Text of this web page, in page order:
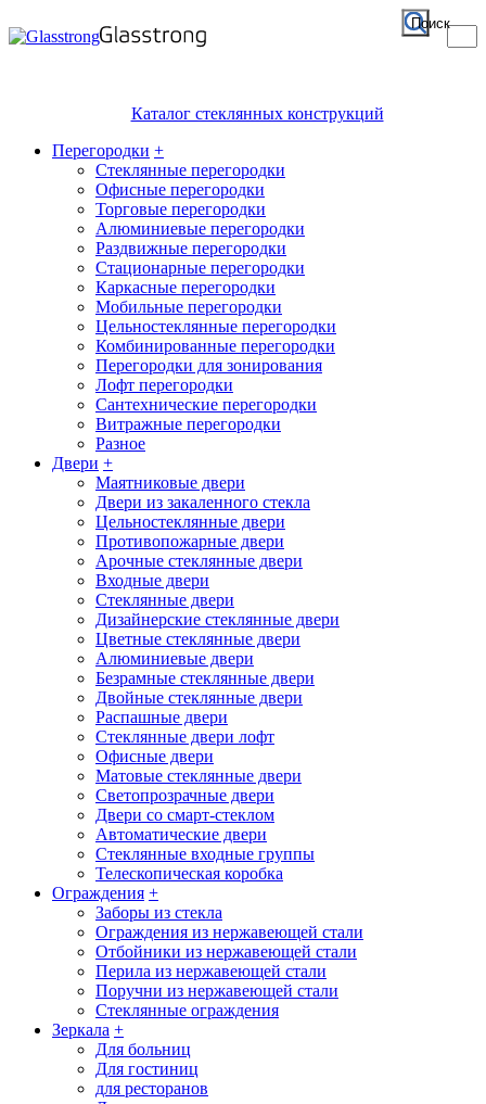
Поиск
Каталог стеклянных конструкций
Перегородки +
Стеклянные перегородки
Офисные перегородки
Торговые перегородки
Алюминиевые перегородки
Раздвижные перегородки
Стационарные перегородки
Каркасные перегородки
Мобильные перегородки
Цельностеклянные перегородки
Комбинированные перегородки
Перегородки для зонирования
Лофт перегородки
Сантехнические перегородки
Витражные перегородки
Разное
Двери +
Маятниковые двери
Двери из закаленного стекла
Цельностеклянные двери
Противопожарные двери
Арочные стеклянные двери
Входные двери
Стеклянные двери
Дизайнерские стеклянные двери
Цветные стеклянные двери
Алюминиевые двери
Безрамные стеклянные двери
Двойные стеклянные двери
Распашные двери
Стеклянные двери лофт
Офисные двери
Матовые стеклянные двери
Светопрозрачные двери
Двери со смарт-стеклом
Автоматические двери
Стеклянные входные группы
Телескопическая коробка
Ограждения +
Заборы из стекла
Ограждения из нержавеющей стали
Отбойники из нержавеющей стали
Перила из нержавеющей стали
Поручни из нержавеющей стали
Стеклянные ограждения
Зеркала +
Для больниц
Для гостиниц
для ресторанов